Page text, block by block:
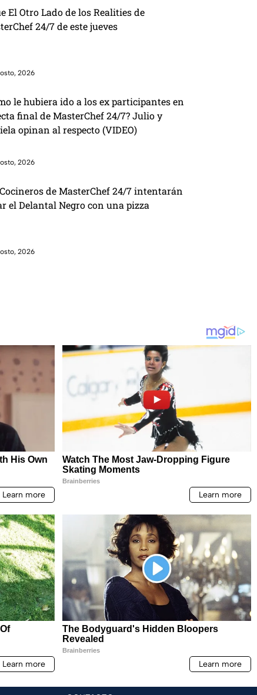
El Otro Lado de los Realities de
24/7 de este jueves
2026
le hubiera ido a los ex participantes en
final de MasterChef 24/7? Julio y
opinan al respecto (VIDEO)
2026
de MasterChef 24/7 intentarán
el Delantal Negro con una pizza
2026